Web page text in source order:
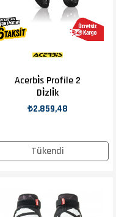
Tükendi
Acerbi̇s Profile 2
Di̇zli̇k
₺2.859,48